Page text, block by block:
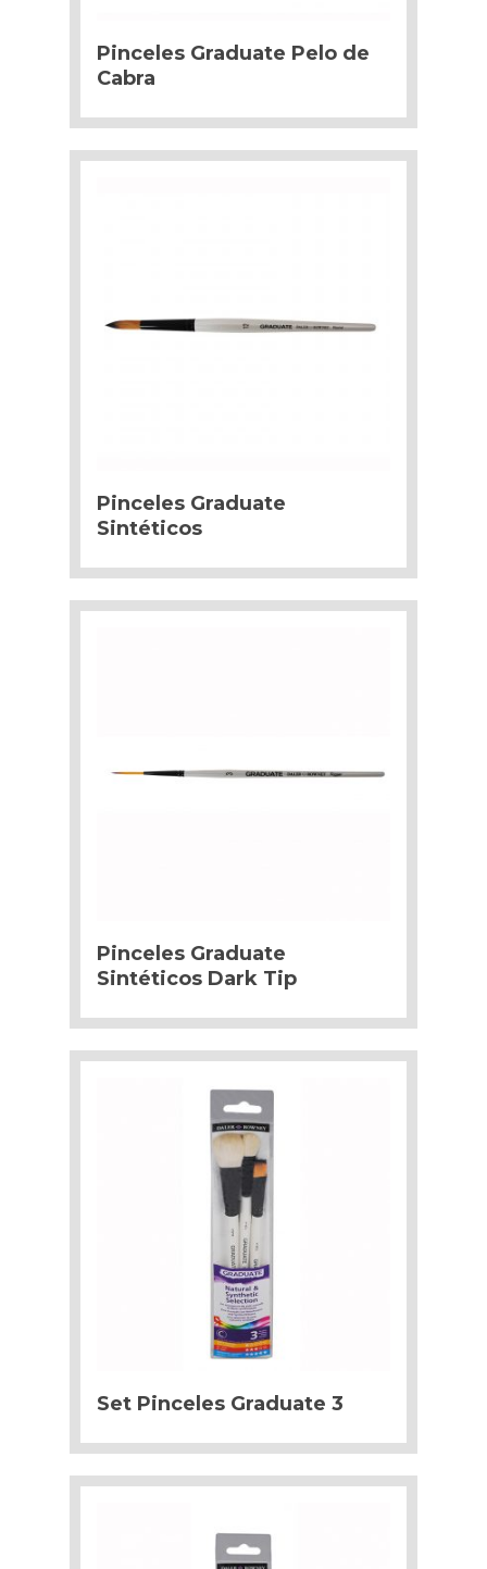
Pinceles Graduate Pelo de
Cabra
Pinceles Graduate
Sintéticos
Pinceles Graduate
Sintéticos Dark Tip
Set Pinceles Graduate 3